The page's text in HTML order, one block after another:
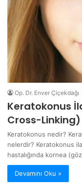
Op. Dr. Enver Çiçekdağı
Keratokonus
Cross-Linking)
Keratokonus nedir?
nelerdir? Keratokonus
hastalığında kornea
Devamını Oku »